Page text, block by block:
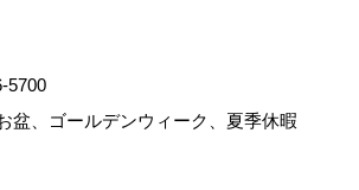
5700
盆、ゴールデンウィーク、夏季休暇